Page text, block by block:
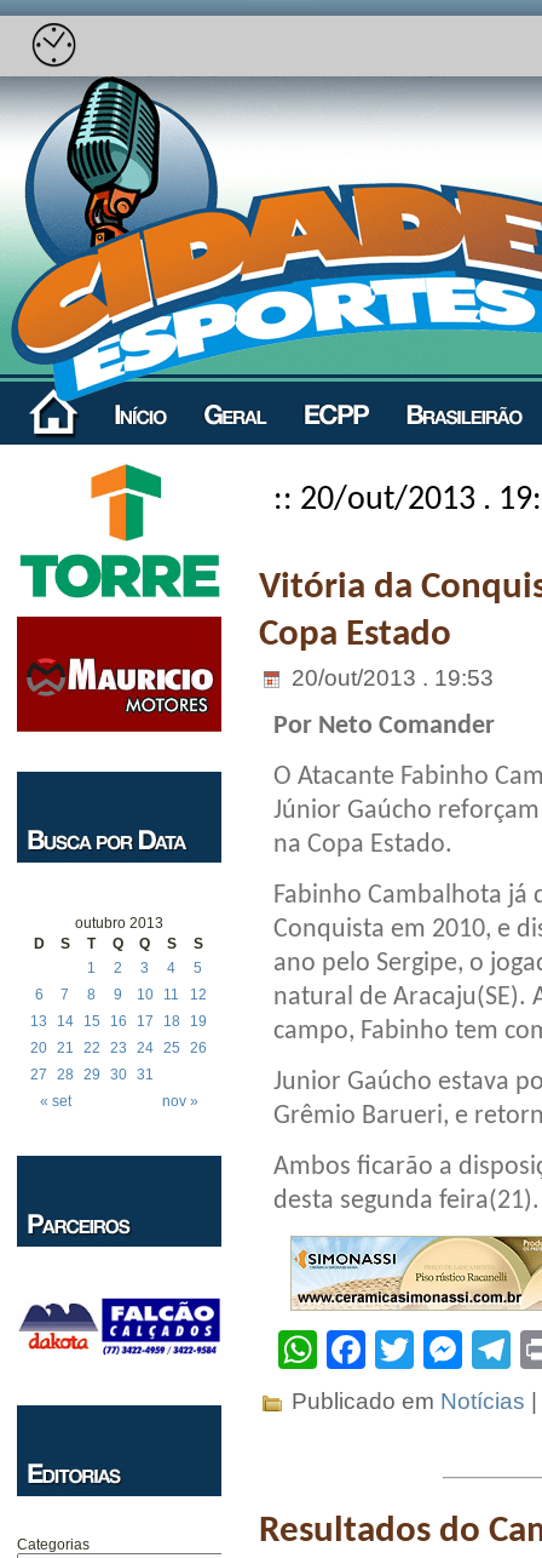
outubro 2013
D
S T Q Q S S
« set nov »
1 2 3 4
5
6
7 8 9 10 11
12
13
14 15 16 17 18
19
20 21 22 23 24 25
26
27
28 29 30 31
Categorias
:: 20/out/2013 .
Vitória da
Copa Estado
20/out/2013 . 19:53
Por Neto Comander
O Atacante Fabinho
Júnior Gaúcho
na Copa Estado.
Fabinho Cambalhota já
Conquista em 2010, e
ano pelo Sergipe, o
natural de Aracaju(SE).
campo, Fabinho tem
Junior Gaúcho estava
Grêmio Barueri, e
Ambos ficarão a
desta segunda feira(21).
WhatsApp
Facebook
Twitter
Publicado em Notícias
Resultados do